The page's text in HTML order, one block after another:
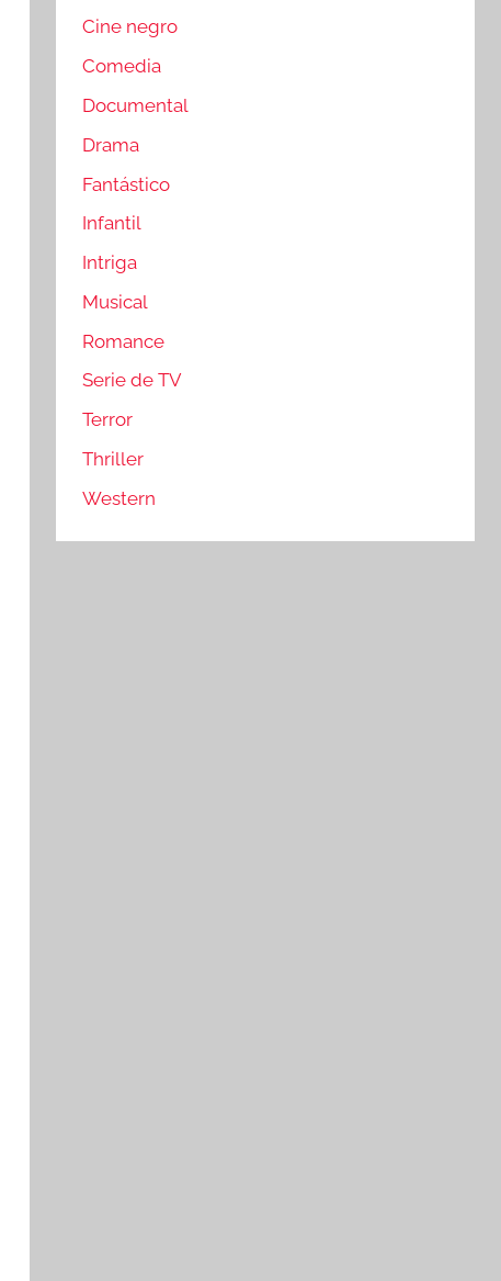
Cine negro
Comedia
Documental
Drama
Fantástico
Infantil
Intriga
Musical
Romance
Serie de TV
Terror
Thriller
Western